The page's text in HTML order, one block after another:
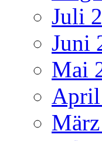
Juli
Juni
Mai